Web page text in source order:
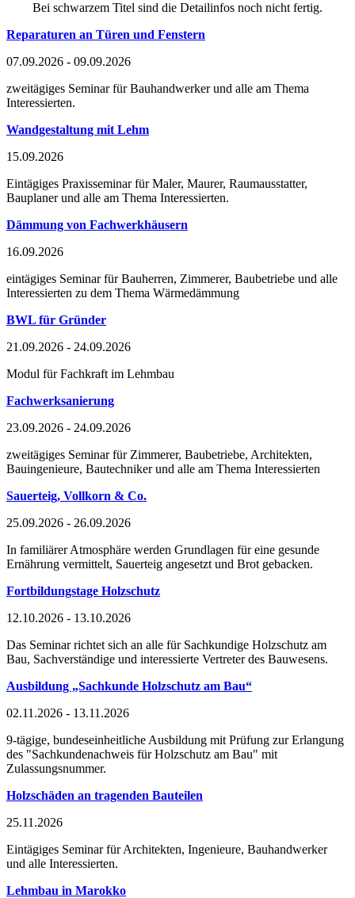
Bei schwarzem Titel sind die Detailinfos noch nicht fertig.
Reparaturen an Türen und Fenstern
07.09.2026 - 09.09.2026
zweitägiges Seminar für Bauhandwerker und alle am Thema
Interessierten.
Wandgestaltung mit Lehm
15.09.2026
Eintägiges Praxisseminar für Maler, Maurer, Raumausstatter,
Bauplaner und alle am Thema Interessierten.
Dämmung von Fachwerkhäusern
16.09.2026
eintägiges Seminar für Bauherren, Zimmerer, Baubetriebe und alle
Interessierten zu dem Thema Wärmedämmung
BWL für Gründer
21.09.2026 - 24.09.2026
Modul für Fachkraft im Lehmbau
Fachwerksanierung
23.09.2026 - 24.09.2026
zweitägiges Seminar für Zimmerer, Baubetriebe, Architekten,
Bauingenieure, Bautechniker und alle am Thema Interessierten
Sauerteig, Vollkorn & Co.
25.09.2026 - 26.09.2026
In familiärer Atmosphäre werden Grundlagen für eine gesunde
Ernährung vermittelt, Sauerteig angesetzt und Brot gebacken.
Fortbildungstage Holzschutz
12.10.2026 - 13.10.2026
Das Seminar richtet sich an alle für Sachkundige Holzschutz am
Bau, Sachverständige und interessierte Vertreter des Bauwesens.
Ausbildung „Sachkunde Holzschutz am Bau“
02.11.2026 - 13.11.2026
9-tägige, bundeseinheitliche Ausbildung mit Prüfung zur Erlangung
des "Sachkundenachweis für Holzschutz am Bau" mit
Zulassungsnummer.
Holzschäden an tragenden Bauteilen
25.11.2026
Eintägiges Seminar für Architekten, Ingenieure, Bauhandwerker
und alle Interessierten.
Lehmbau in Marokko